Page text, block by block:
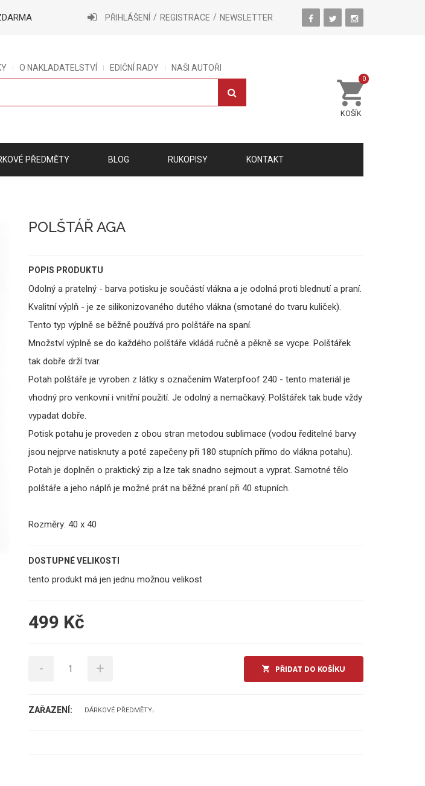
PŘIHLÁŠENÍ REGISTRACE NEWSLETTER
O NAKLADATELSTVÍ EDIČNÍ RADY NAŠI AUTOŘI
KOŠÍK
0
PŘEDMĚTY BLOG RUKOPISY KONTAKT
POLŠTÁŘ AGA
POPIS PRODUKTU
Odolný a pratelný - barva potisku je součástí vlákna a je odolná proti blednutí a praní.
Kvalitní výplň - je ze silikonizovaného dutého vlákna (smotané do tvaru kuliček).
Tento typ výplně se běžně používá pro polštáře na spaní.
Množství výplně se do každého polštáře vkládá ručně a pěkně se vycpe. Polštářek
tak dobře drží tvar.
Potah polštáře je vyroben z látky s označením Waterpfoof 240 - tento materiál je
vhodný pro venkovní i vnitřní použití. Je odolný a nemačkavý. Polštářek tak bude vždy
vypadat dobře.
Potisk potahu je proveden z obou stran metodou sublimace (vodou ředitelné barvy
jsou nejprve natisknuty a poté zapečeny při 180 stupních přímo do vlákna potahu).
Potah je doplněn o praktický zip a lze tak snadno sejmout a vyprat. Samotné tělo
polštáře a jeho náplň je možné prát na běžné praní při 40 stupních.
Rozměry: 40 x 40
DOSTUPNÉ VELIKOSTI
tento produkt má jen jednu možnou velikost
499 Kč
- + PŘIDAT DO KOŠÍKU
ZAŘAZENÍ: DÁRKOVÉ PŘEDMĚTY